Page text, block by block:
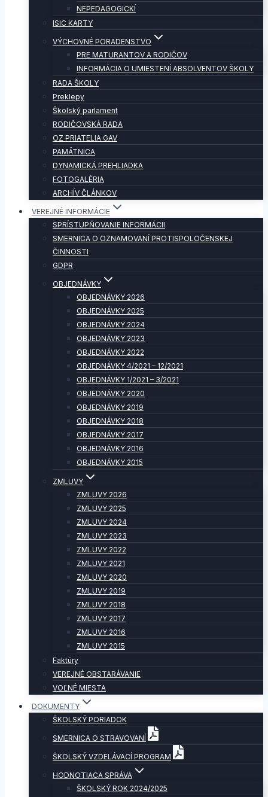
NEPEDAGOGICKÍ
ISIC KARTY
VÝCHOVNÉ PORADENSTVO
PRE MATURANTOV A RODIČOV
INFORMÁCIA O UMIESTENÍ ABSOLVENTOV ŠKOLY
RADA ŠKOLY
Preklepy
Školský parlament
RODIČOVSKÁ RADA
OZ PRIATELIA GAV
PAMÄTNICA
DYNAMICKÁ PREHLIADKA
FOTOGALÉRIA
ARCHÍV ČLÁNKOV
VEREJNÉ INFORMÁCIE
SPRÍSTUPŇOVANIE INFORMÁCII
SMERNICA O OZNAMOVANÍ PROTISPOLOČENSKEJ
ČINNOSTI
GDPR
OBJEDNÁVKY
OBJEDNÁVKY 2026
OBJEDNÁVKY 2025
OBJEDNÁVKY 2024
OBJEDNÁVKY 2023
OBJEDNÁVKY 2022
OBJEDNÁVKY 4/2021 – 12/2021
OBJEDNÁVKY 1/2021 – 3/2021
OBJEDNÁVKY 2020
OBJEDNÁVKY 2019
OBJEDNÁVKY 2018
OBJEDNÁVKY 2017
OBJEDNÁVKY 2016
OBJEDNÁVKY 2015
ZMLUVY
ZMLUVY 2026
ZMLUVY 2025
ZMLUVY 2024
ZMLUVY 2023
ZMLUVY 2022
ZMLUVY 2021
ZMLUVY 2020
ZMLUVY 2019
ZMLUVY 2018
ZMLUVY 2017
ZMLUVY 2016
ZMLUVY 2015
Faktúry
VEREJNÉ OBSTARÁVANIE
VOĽNÉ MIESTA
DOKUMENTY
ŠKOLSKÝ PORIADOK
SMERNICA O STRAVOVANÍ
ŠKOLSKÝ VZDELÁVACÍ PROGRAM
HODNOTIACA SPRÁVA
ŠKOLSKÝ ROK 2024/2025